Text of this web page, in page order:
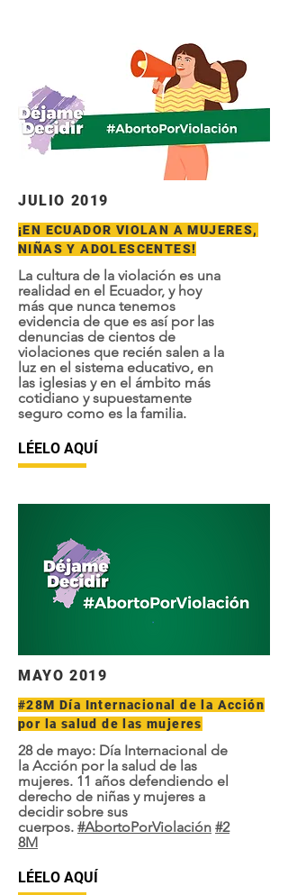
JULIO 2019
¡EN ECUADOR VIOLAN A MUJERES,
NIÑAS Y ADOLESCENTES!
La cultura de la violación es una
realidad en el Ecuador, y hoy
más que nunca tenemos
evidencia de que es así por las
denuncias de cientos de
violaciones que recién salen a la
luz en el sistema educativo, en
las iglesias y en el ámbito más
cotidiano y supuestamente
seguro como es la familia.
LÉELO AQUÍ
MAYO 2019
#28M Día Internacional de la Acción
por la salud de las mujeres
28 de mayo: Día Internacional de
la Acción por la salud de las
mujeres. 11 años defendiendo el
derecho de niñas y mujeres a
decidir sobre sus
cuerpos. #AbortoPorViolación #2
8M
LÉELO AQUÍ